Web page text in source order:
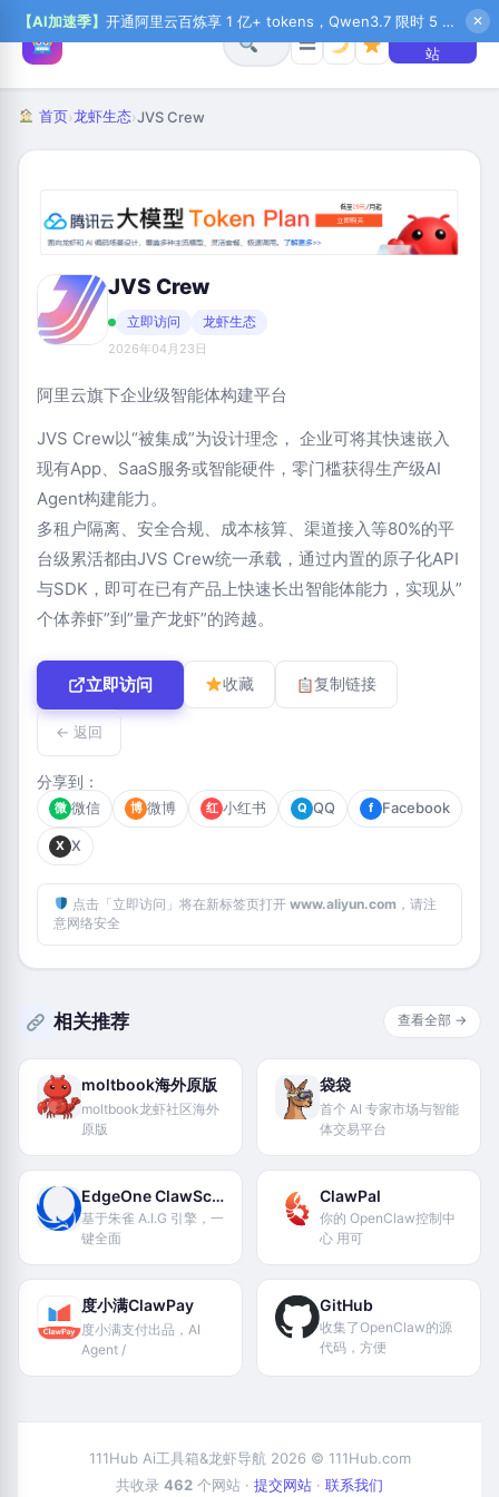
【AI加速季】 开通阿里云百炼享 1 亿+ tokens，Qwen3.7 限时 5 折起，秒悟新注送 1 万积分，加入 OPC 赢百万助力金，QoderWork CN 首月 0 元 ✕
☰
+ 提交网
站
首页›龙虾生态›JVS Crew
JVS Crew
立即访问 龙虾生态
2026年04月23日
阿里云旗下企业级智能体构建平台
JVS Crew以“被集成”为设计理念， 企业可将其快速嵌入
现有App、SaaS服务或智能硬件，零门槛获得生产级AI
Agent构建能力。
多租户隔离、安全合规、成本核算、渠道接入等80%的平
台级累活都由JVS Crew统一承载，通过内置的原子化API
与SDK，即可在已有产品上快速长出智能体能力，实现从”
个体养虾”到”量产龙虾”的跨越。
立即访问 收藏 复制链接
← 返回
分享到：
微 微信 博 微博 红 小红书 Q QQ f Facebook
X X
点击「立即访问」将在新标签页打开 www.aliyun.com ，请注
意网络安全
相关推荐 查看全部 →
moltbook海外原版
moltbook龙虾社区海外
原版
袋袋
首个 AI 专家市场与智能
体交易平台
EdgeOne ClawScan
基于朱雀 A.I.G 引擎，一
键全面
ClawPal
你的 OpenClaw控制中
心 用可
度小满ClawPay
度小满支付出品，AI
Agent /
GitHub
收集了OpenClaw的源
代码，方便
111Hub Ai工具箱&龙虾导航 2026 © 111Hub.com
共收录 462 个网站 · 提交网站 · 联系我们